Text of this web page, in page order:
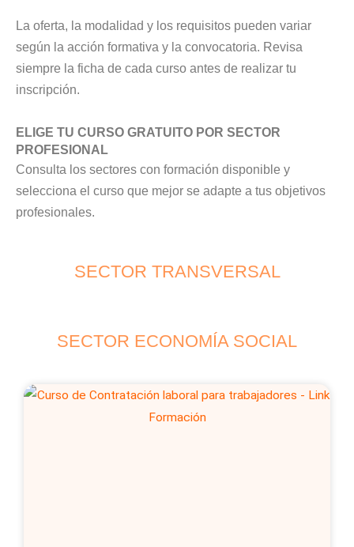
La oferta, la modalidad y los requisitos pueden variar
según la acción formativa y la convocatoria. Revisa
siempre la ficha de cada curso antes de realizar tu
inscripción.
ELIGE TU CURSO GRATUITO POR SECTOR
PROFESIONAL
Consulta los sectores con formación disponible y
selecciona el curso que mejor se adapte a tus objetivos
profesionales.
SECTOR TRANSVERSAL
SECTOR ECONOMÍA SOCIAL